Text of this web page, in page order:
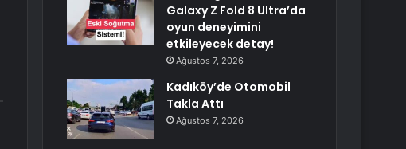
Galaxy Z Fold 8 Ultra’da
oyun deneyimini
etkileyecek detay!
Ağustos 7, 2026
Kadıköy’de Otomobil
Takla Attı
Ağustos 7, 2026